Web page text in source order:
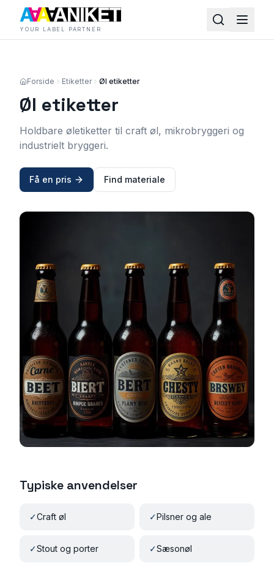
YOUR LABEL PARTNER
Forside Etiketter Øl etiketter
Øl etiketter
Holdbare øletiketter til craft øl, mikrobryggeri og
industrielt bryggeri.
Få en pris Find materiale
Typiske anvendelser
✓Craft øl ✓Pilsner og ale
✓Stout og porter ✓Sæsonøl